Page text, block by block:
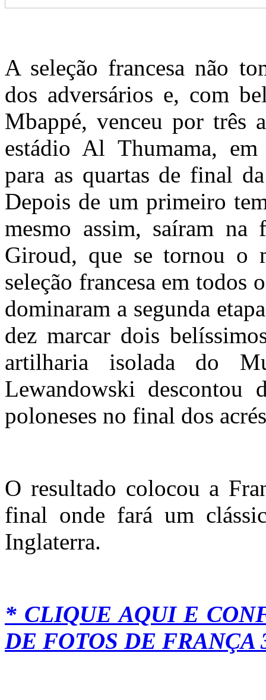
A seleção francesa não
dos adversários e, com
Mbappé, venceu por três
estádio Al Thumama,
para as quartas de final
Depois de um primeiro
mesmo assim, saíram
Giroud, que se tornou o
seleção francesa em todos
dominaram a segunda
dez marcar dois
artilharia isolada do
Lewandowski descontou
poloneses no final dos
O resultado colocou a
final onde fará um
Inglaterra.
* CLIQUE AQUI E
DE FOTOS DE FRANÇA